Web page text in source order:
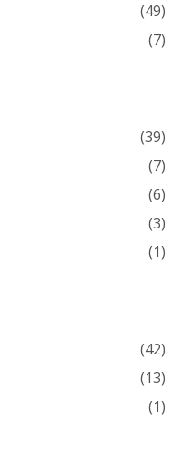
(49)
(7)
(39)
(7)
(6)
(3)
(1)
(42)
(13)
(1)